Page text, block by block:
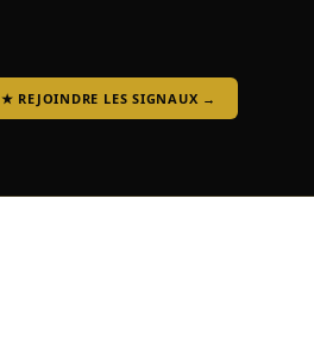
★ REJOINDRE LES SIGNAUX →